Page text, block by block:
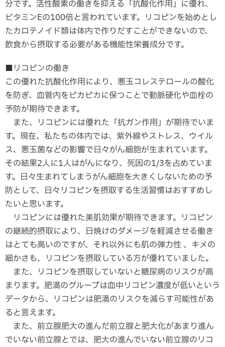
分です。活性酸素の働きを抑える「抗酸化作用」に優れ、
ビタミンEの100倍と言われています。リコピンを始めとし
たカロテノイド類は体内で作りだすことができないので、
飲食から摂取する必要がある機能性栄養成分です。
■リコピンの働き
この優れた抗酸化作用により、悪玉コレステロールの酸化
を防ぎ、血管内をピカピカに保つことで動脈硬化や血栓の
予防が期待できます。
また、リコピンには優れた「抗ガン作用」が期待でいま
す。現在、私たちの体内では、紫外線やストレス、ウイル
ス、悪玉菌などの影響で日々がん細胞が生まれています。
その結果2人に1人はがんになり、死因の1/3を占めていま
す。日々生まれてしまうがん細胞を大きくしないための予
防として、日々リコピンを摂取する生活習慣はおすすめし
たいと思います。
リコピンには優れた美肌効果が期待できます。リコピン
の継続的摂取により、日焼けのダメージを軽減させる働き
はとても高いのですが、それ以外にも肌の弾力性 、キメの
細かさも、リコピンを摂取している方が優れていました。
また、リコピンを摂取していないと糖尿病のリスクが高
まります。肥満のグループは血中リコピン濃度が低いという
データから、リコピンは肥満のリスクを減らす可能性があ
ると言えます。
また、前立腺肥大の進んだ前立腺と肥大化があまり進ん
でいない前立腺とでは、肥大の進んでいない前立腺のリコ